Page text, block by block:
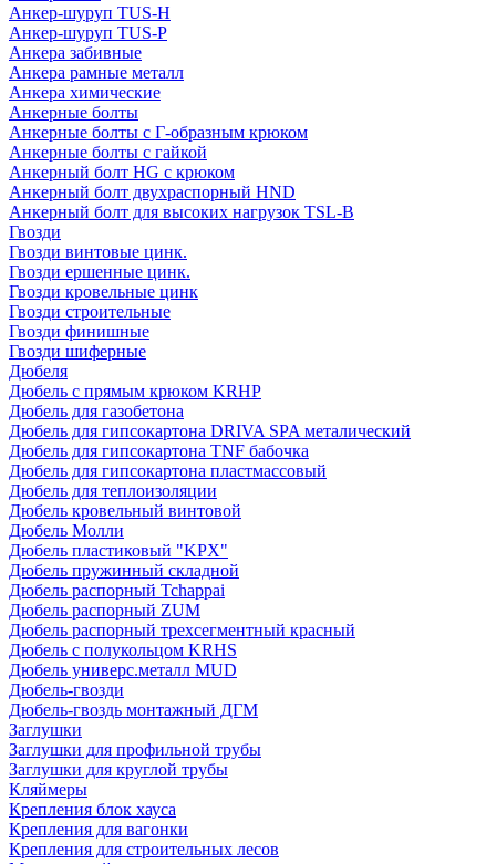
Анкер-шуруп TUS-H
Анкер-шуруп TUS-P
Анкера забивные
Анкера рамные металл
Анкера химические
Анкерные болты
Анкерные болты с Г-образным крюком
Анкерные болты с гайкой
Анкерный болт HG с крюком
Анкерный болт двухраспорный HND
Анкерный болт для высоких нагрузок TSL-B
Гвозди
Гвозди винтовые цинк.
Гвозди ершенные цинк.
Гвозди кровельные цинк
Гвозди строительные
Гвозди финишные
Гвозди шиферные
Дюбеля
Дюбель с прямым крюком KRHP
Дюбель для газобетона
Дюбель для гипсокартона DRIVA SPA металический
Дюбель для гипсокартона TNF бабочка
Дюбель для гипсокартона пластмассовый
Дюбель для теплоизоляции
Дюбель кровельный винтовой
Дюбель Молли
Дюбель пластиковый "KPX"
Дюбель пружинный складной
Дюбель распорный Tchappai
Дюбель распорный ZUM
Дюбель распорный трехсегментный красный
Дюбель с полукольцом KRHS
Дюбель универс.металл MUD
Дюбель-гвозди
Дюбель-гвоздь монтажный ДГМ
Заглушки
Заглушки для профильной трубы
Заглушки для круглой трубы
Кляймеры
Крепления блок хауса
Крепления для вагонки
Крепления для строительных лесов